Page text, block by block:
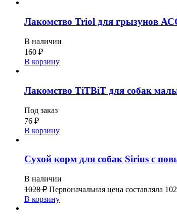
Лакомство Triol для грызунов
В наличии
160 ₽
В корзину
Лакомство TiTBiT для собак
Под заказ
76 ₽
В корзину
Сухой корм для собак Sirius с
В наличии
1028₽ Первоначальная цена составляла
В корзину